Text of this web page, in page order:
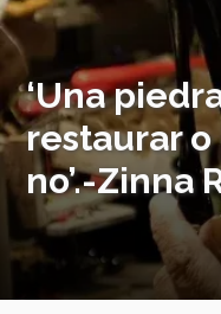
‘Una
restaurar
no’.-Zinna